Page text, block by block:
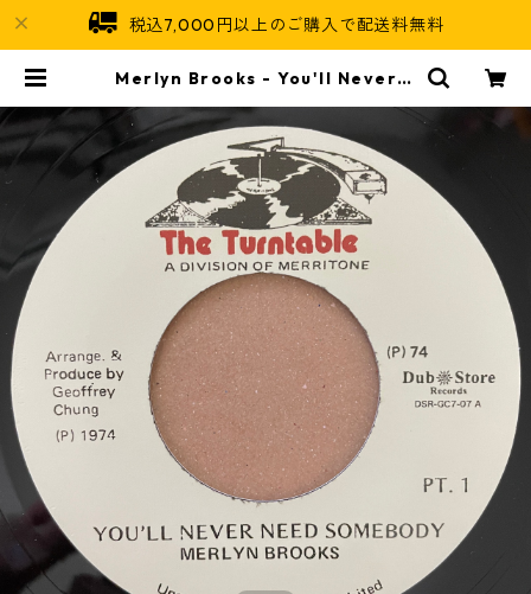
税込7,000円以上のご購入で配送料無料
Merlyn Brooks - You'll Never N
maican Soul